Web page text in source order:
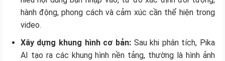
hành động, phong cách và cảm xúc cần thể hiện trong
video.
Xây dựng khung hình cơ bản:Sau khi phân tích, Pika
AI tạo ra các khung hình nền tảng, thường là hình ảnh